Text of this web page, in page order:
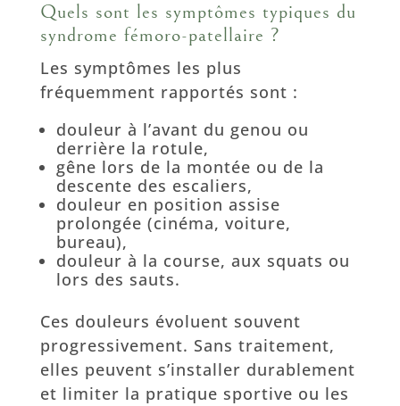
Quels sont les symptômes typiques du
syndrome fémoro-patellaire ?
Les symptômes les plus
fréquemment rapportés sont :
douleur à l’avant du genou ou
derrière la rotule,
gêne lors de la montée ou de la
descente des escaliers,
douleur en position assise
prolongée (cinéma, voiture,
bureau),
douleur à la course, aux squats ou
lors des sauts.
Ces douleurs évoluent souvent
progressivement. Sans traitement,
elles peuvent s’installer durablement
et limiter la pratique sportive ou les